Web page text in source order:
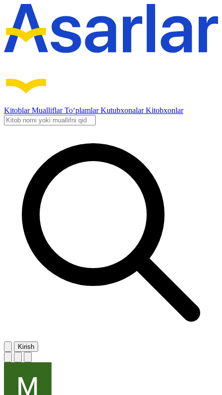
KitoblarMualliflarTo‘plamlarKutubxonalarKitobxonlar
Kirish